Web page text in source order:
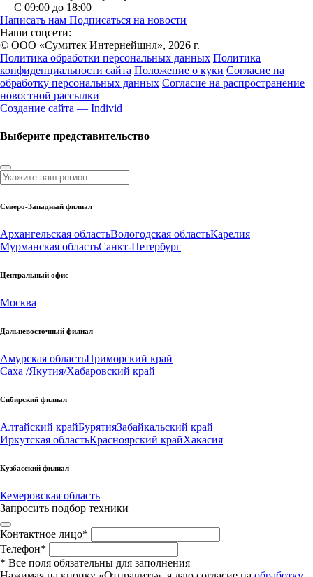
С 09:00 до 18:00
Написать нам Подписаться на новости
Наши соцсети:
© ООО «Сумитек Интернейшнл», 2026 г.
Политика обработки персональных данных Политика
конфиденциальности сайта Положение о куки Согласие на
обработку персональных данных Согласие на распространение
новостной рассылки
Создание сайта — Individ
Выберите представительство
Северо-Западный филиал
Архангельская областьВологодская областьКарелия
Мурманская областьСанкт-Петербург
Центральный офис
Москва
Дальневосточный филиал
Амурская областьПриморский край
Саха /Якутия/Хабаровский край
Сибирский филиал
Алтайский крайБурятияЗабайкальский край
Иркутская областьКрасноярский крайХакасия
Кузбасский филиал
Кемеровская область
Запросить подбор техники
Контактное лицо*
Телефон*
* Все поля обязательны для заполнения